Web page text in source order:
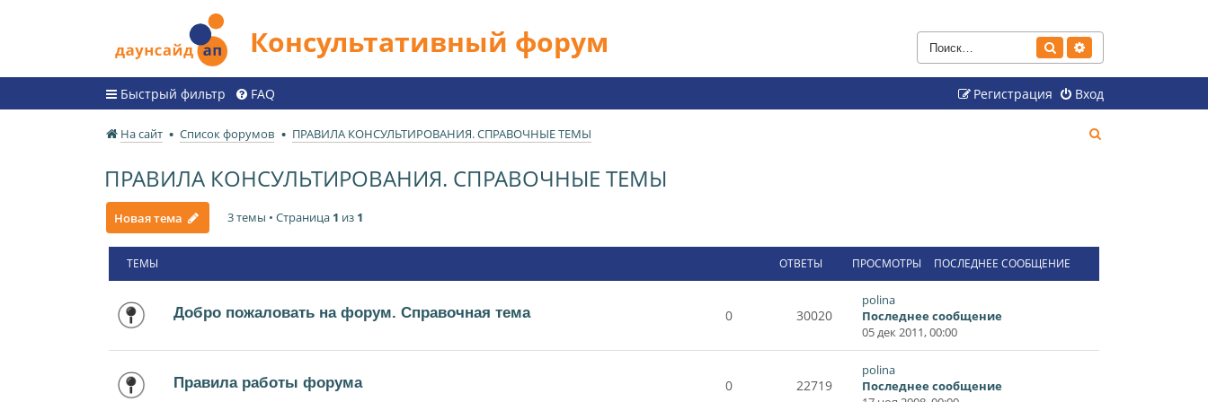
Консультативный форум Поиск
Быстрый фильтр FAQ Вход
Регистрация
На сайт Список форумов ПРАВИЛА КОНСУЛЬТИРОВАНИЯ. СПРАВОЧНЫЕ ТЕМЫ
ПРАВИЛА КОНСУЛЬТИРОВАНИЯ. СПРАВОЧНЫЕ ТЕМЫ
Новая тема 3 темы • Страница 1 из 1
ТЕМЫ ОТВЕТЫ ПРОСМОТРЫ ПОСЛЕДНЕЕ СООБЩЕНИЕ
Добро пожаловать на форум. Справочная тема 0 30020
polina
Последнее сообщение
05 дек 2011, 00:00
Правила работы форума 0 22719
polina
Последнее сообщение